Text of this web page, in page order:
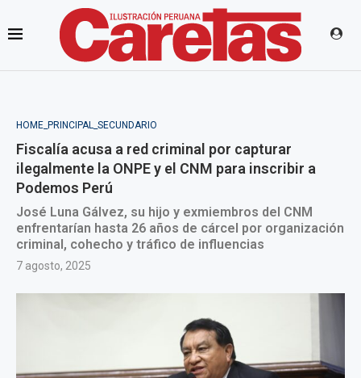
HOME_PRINCIPAL_SECUNDARIO
Fiscalía acusa a red criminal por capturar
ilegalmente la ONPE y el CNM para inscribir a
Podemos Perú
José Luna Gálvez, su hijo y exmiembros del CNM
enfrentarían hasta 26 años de cárcel por organización
criminal, cohecho y tráfico de influencias
7 agosto, 2025